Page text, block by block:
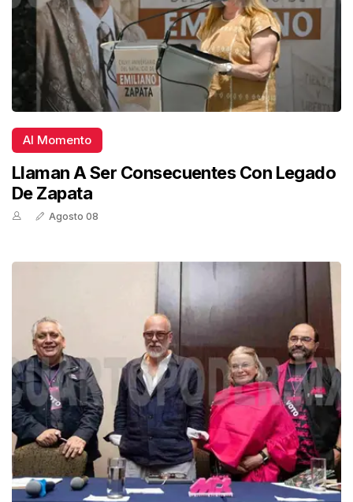
Al Momento
Llaman A Ser Consecuentes Con Legado
De Zapata
Agosto 08